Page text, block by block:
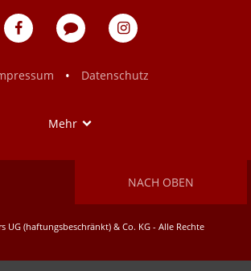
eventpeppers
Blog
eventpeppers
• Datenschutz
Mehr
NACH OBEN
UG (haftungsbeschränkt) & Co. KG - Alle Rechte